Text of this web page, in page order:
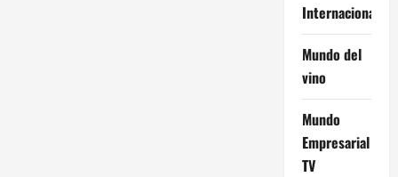
Internacional
Mundo del
vino
Mundo
Empresarial
TV